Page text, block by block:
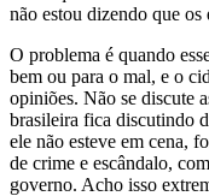
não estou dizendo que
O problema é quando
bem ou para o mal, e o
opiniões. Não se discute
brasileira fica discutindo
ele não esteve em cena,
de crime e escândalo,
governo. Acho isso